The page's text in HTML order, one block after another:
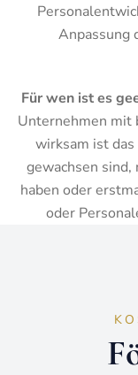
Anpassung
Für wen ist es
Unternehmen mit
wirksam ist
gewachsen
haben oder
oder